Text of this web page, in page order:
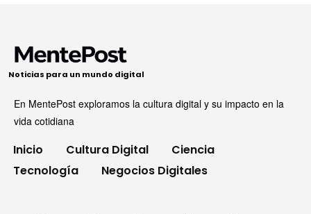
Noticias para un mundo digital
En MentePost exploramos la cultura digital y su impacto en la
vida cotidiana
Inicio Cultura Digital
Ciencia
Tecnología
Negocios Digitales